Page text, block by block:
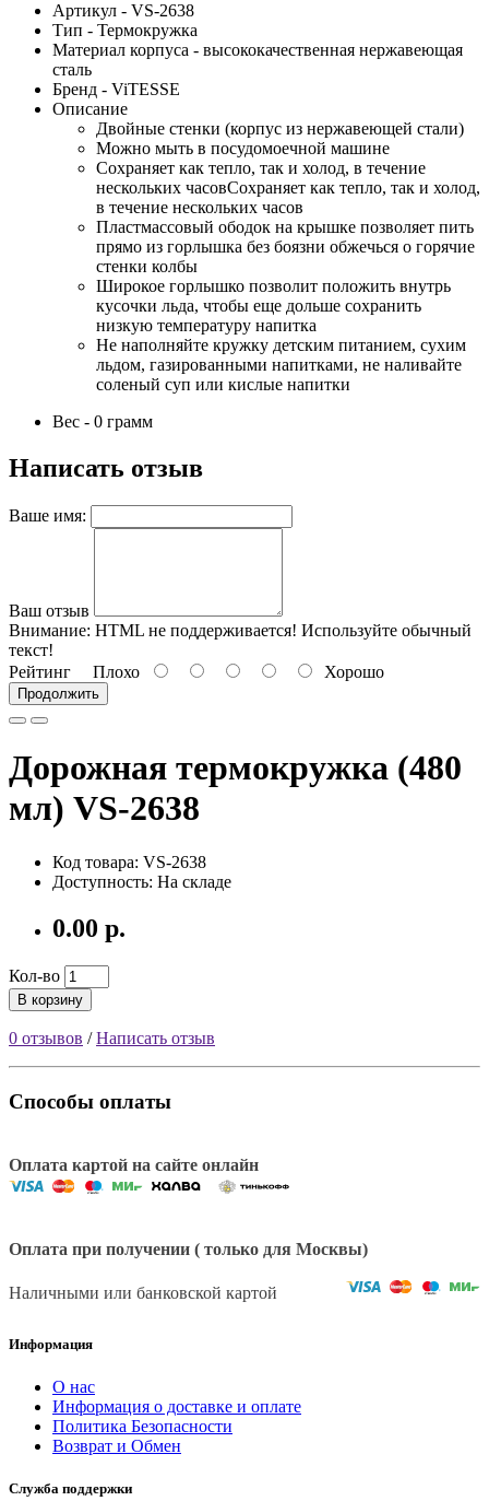
Артикул - VS-2638
Тип - Термокружка
Материал корпуса - высококачественная нержавеющая
сталь
Бренд - ViTESSE
Описание
Двойные стенки (корпус из нержавеющей стали)
Можно мыть в посудомоечной машине
Сохраняет как тепло, так и холод, в течение
нескольких часовСохраняет как тепло, так и холод,
в течение нескольких часов
Пластмассовый ободок на крышке позволяет пить
прямо из горлышка без боязни обжечься о горячие
стенки колбы
Широкое горлышко позволит положить внутрь
кусочки льда, чтобы еще дольше сохранить
низкую температуру напитка
Не наполняйте кружку детским питанием, сухим
льдом, газированными напитками, не наливайте
соленый суп или кислые напитки
Вес - 0 грамм
Написать отзыв
Ваше имя:
Ваш отзыв
Внимание: HTML не поддерживается! Используйте обычный
текст!
Рейтинг Плохо Хорошо
Продолжить
Дорожная термокружка (480
мл) VS-2638
Код товара: VS-2638
Доступность: На складе
0.00 р.
Кол-во
В корзину
0 отзывов /Написать отзыв
Способы оплаты
Оплата картой на сайте онлайн
Оплата при получении ( только для Москвы)
Наличными или банковской картой
Информация
О нас
Информация о доставке и оплате
Политика Безопасности
Возврат и Обмен
Служба поддержки